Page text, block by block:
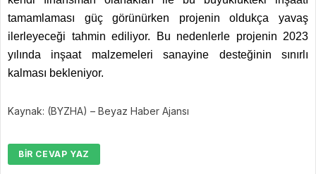
tamamlaması güç görünürken projenin oldukça yavaş
ilerleyeceği tahmin ediliyor. Bu nedenlerle projenin 2023
yılında inşaat malzemeleri sanayine desteğinin sınırlı
kalması bekleniyor.
Kaynak: (BYZHA) – Beyaz Haber Ajansı
BIR CEVAP YAZ